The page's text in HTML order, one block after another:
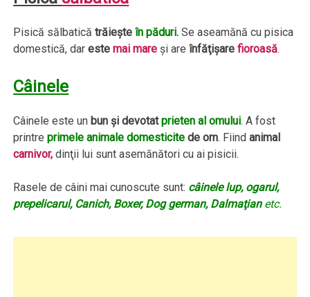
Pisică sălbaticătrăieşteîn păduri. Se aseamănă cu pisica
domestică, darestemai mare şi are înfăţişarefioroasă.
Câinele
Câinele este un bun şi devotatprieten al omului. A fost
printreprimele animale domesticite de om. Fiindanimal
carnivor, dinţii lui sunt asemănători cu ai pisicii.
Rasele de câini mai cunoscute sunt: câinele lup, ogarul,
prepelicarul, Canich, Boxer, Dog german, Dalmaţianetc.